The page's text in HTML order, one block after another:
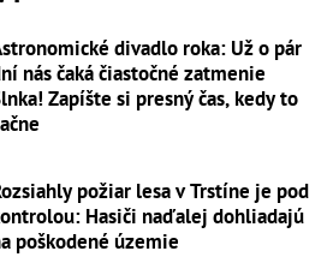
divadlo roka: Už o pár
nás čaká čiastočné zatmenie
Zapíšte si presný čas, kedy to
požiar lesa v Trstíne je pod
Hasiči naďalej dohliadajú
poškodené územie